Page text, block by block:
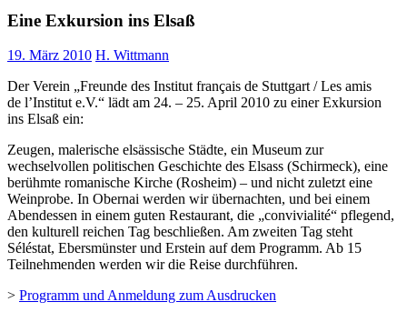
Eine Exkursion ins Elsaß
19. März 2010 H. Wittmann
Der Verein „Freunde des Institut français de Stuttgart / Les amis
de l’Institut e.V.“ lädt am 24. – 25. April 2010 zu einer Exkursion
ins Elsaß ein:
Zeugen, malerische elsässische Städte, ein Museum zur
wechselvollen politischen Geschichte des Elsass (Schirmeck), eine
berühmte romanische Kirche (Rosheim) – und nicht zuletzt eine
Weinprobe. In Obernai werden wir übernachten, und bei einem
Abendessen in einem guten Restaurant, die „convivialité“ pflegend,
den kulturell reichen Tag beschließen. Am zweiten Tag steht
Séléstat, Ebersmünster und Erstein auf dem Programm. Ab 15
Teilnehmenden werden wir die Reise durchführen.
> Programm und Anmeldung zum Ausdrucken